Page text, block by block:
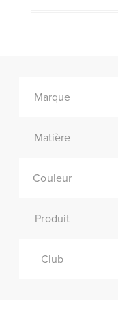
Marque
Matière
Couleur
Produit
Club